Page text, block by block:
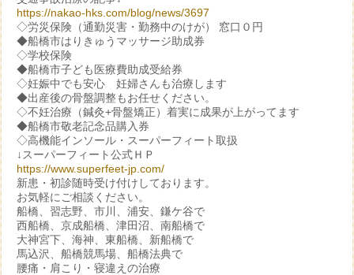
https://nakao-hks.com/blog/news/3697
◇労災保険（通勤災害・勤務中のけが） 窓口０円
◆船橋市はりきゅうマッサージ助成券
◇学校保険
◆船橋市子ども医療費助成受給券
◇妊娠中でも安心 妊婦さんも治療します
◆出産後の骨盤調整もお任せください。
◇不妊治療（鍼灸+骨盤矯正）着実に成果が上がってます
◆船橋市敬老記念品購入券
◇高機能インソール・スーパーフィート取扱
↓スーパーフィート公式ＨＰ
https://www.superfeet-jp.com/
新患・初診随時受け付けしております。
お気軽にご相談ください。
船橋、習志野、市川、浦安、鎌ケ谷で
西船橋、京成船橋、津田沼、南船橋で
大神宮下、海神、東船橋、新船橋で
馬込沢、船橋競馬場、船橋法典で
腰痛・肩こり・寝違えの治療